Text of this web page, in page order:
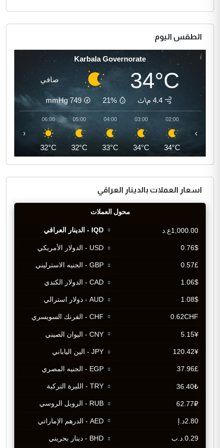
الطقس اليوم
Karbala Governorate
34°C صافي
4.4 م\ث 21%
749
mmHg
02:00
34°C
03:00
34°C
04:00
33°C
05:00
32°C
06:00
32°C
‹ ›
اسعار العملات بالدينار العراقي